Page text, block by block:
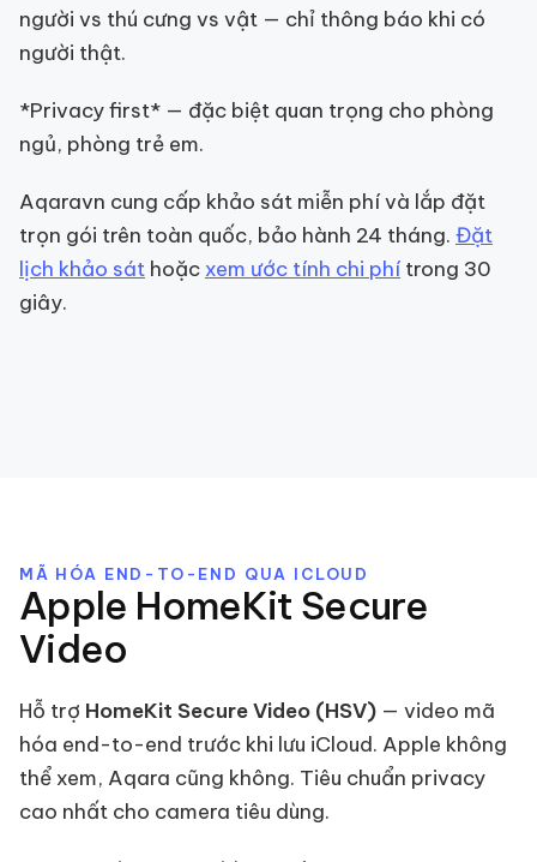
người vs thú cưng vs vật — chỉ thông báo khi có
người thật.
*Privacy first* — đặc biệt quan trọng cho phòng
ngủ, phòng trẻ em.
Aqaravn cung cấp khảo sát miễn phí và lắp đặt
trọn gói trên toàn quốc, bảo hành 24 tháng. Đặt
lịch khảo sát hoặc xem ước tính chi phí trong 30
giây.
MÃ HÓA END-TO-END QUA ICLOUD
Apple HomeKit Secure
Video
Hỗ trợ HomeKit Secure Video (HSV) — video mã
hóa end-to-end trước khi lưu iCloud. Apple không
thể xem, Aqara cũng không. Tiêu chuẩn privacy
cao nhất cho camera tiêu dùng.